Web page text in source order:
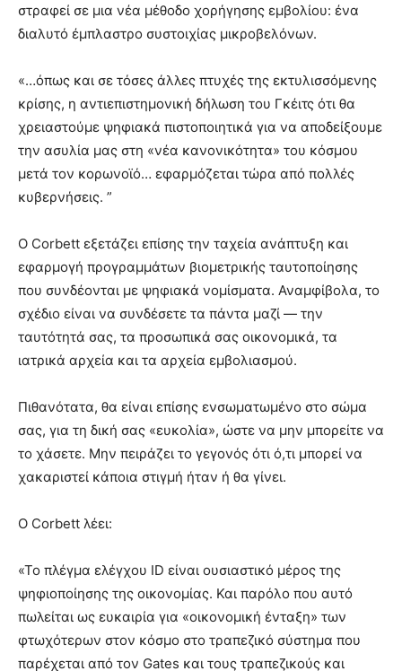
στραφεί σε μια νέα μέθοδο χορήγησης εμβολίου: ένα
διαλυτό έμπλαστρο συστοιχίας μικροβελόνων.
«…όπως και σε τόσες άλλες πτυχές της εκτυλισσόμενης
κρίσης, η αντιεπιστημονική δήλωση του Γκέιτς ότι θα
χρειαστούμε ψηφιακά πιστοποιητικά για να αποδείξουμε
την ασυλία μας στη «νέα κανονικότητα» του κόσμου
μετά τον κορωνοϊό… εφαρμόζεται τώρα από πολλές
κυβερνήσεις. ”
Ο Corbett εξετάζει επίσης την ταχεία ανάπτυξη και
εφαρμογή προγραμμάτων βιομετρικής ταυτοποίησης
που συνδέονται με ψηφιακά νομίσματα. Αναμφίβολα, το
σχέδιο είναι να συνδέσετε τα πάντα μαζί — την
ταυτότητά σας, τα προσωπικά σας οικονομικά, τα
ιατρικά αρχεία και τα αρχεία εμβολιασμού.
Πιθανότατα, θα είναι επίσης ενσωματωμένο στο σώμα
σας, για τη δική σας «ευκολία», ώστε να μην μπορείτε να
το χάσετε. Μην πειράζει το γεγονός ότι ό,τι μπορεί να
χακαριστεί κάποια στιγμή ήταν ή θα γίνει.
Ο Corbett λέει:
«Το πλέγμα ελέγχου ID είναι ουσιαστικό μέρος της
ψηφιοποίησης της οικονομίας. Και παρόλο που αυτό
πωλείται ως ευκαιρία για «οικονομική ένταξη» των
φτωχότερων στον κόσμο στο τραπεζικό σύστημα που
παρέχεται από τον Gates και τους τραπεζικούς και